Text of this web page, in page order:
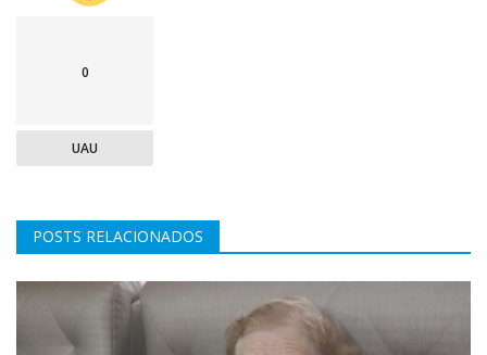
0
UAU
POSTS RELACIONADOS